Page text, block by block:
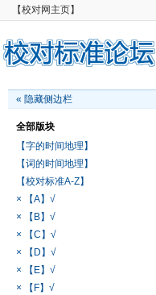
【校对网主页】
« 隐藏侧边栏
全部版块
【字的时间地理】
【词的时间地理】
【校对标准A-Z】
× 【A】√
× 【B】√
× 【C】√
× 【D】√
× 【E】√
× 【F】√